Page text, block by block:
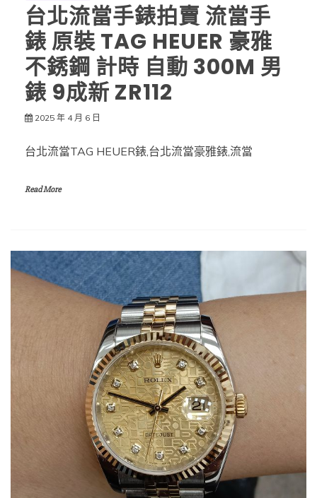
台北流當手錶拍賣 流當手
錶 原裝 TAG HEUER 豪雅
不銹鋼 計時 自動 300M 男
錶 9成新 ZR112
2025 年 4 月 6 日
台北流當TAG HEUER錶,台北流當豪雅錶,流當
Read More